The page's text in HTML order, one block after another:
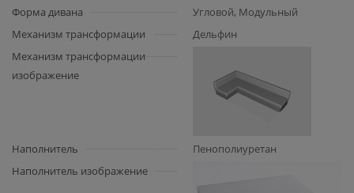
Форма дивана
Угловой, Модульный
Механизм трансформации
Дельфин
Механизм трансформации
изображение
Наполнитель
Пенополиуретан
Наполнитель изображение